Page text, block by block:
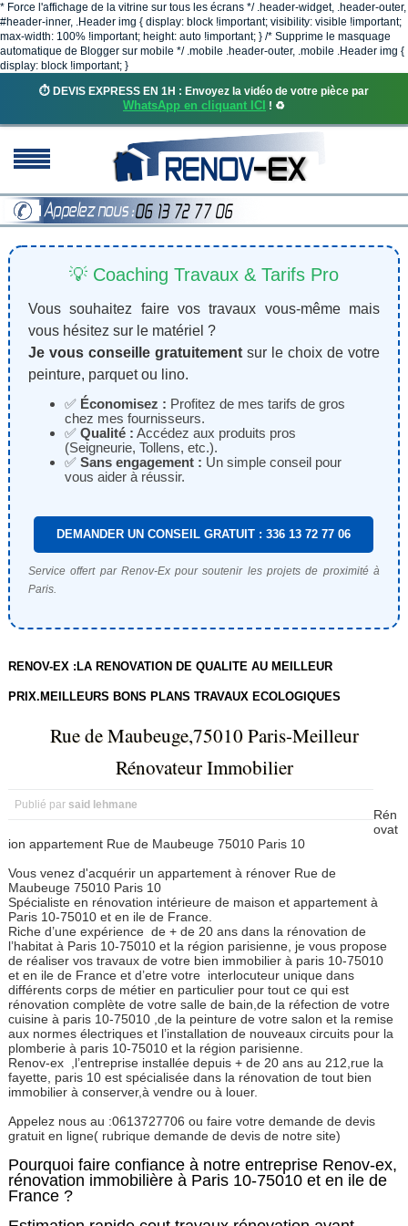
* Force l'affichage de la vitrine sur tous les écrans */ .header-widget, .header-outer,
#header-inner, .Header img { display: block !important; visibility: visible !important;
max-width: 100% !important; height: auto !important; } /* Supprime le masquage
automatique de Blogger sur mobile */ .mobile .header-outer, .mobile .Header img {
display: block !important; }
⏱️ DEVIS EXPRESS EN 1H : Envoyez la vidéo de votre pièce par
WhatsApp en cliquant ICI ! ♻️
💡 Coaching Travaux & Tarifs Pro
Vous souhaitez faire vos travaux vous-même mais
vous hésitez sur le matériel ?
Je vous conseille gratuitementsur le choix de votre
peinture, parquet ou lino.
✅ Économisez : Profitez de mes tarifs de gros
chez mes fournisseurs.
✅ Qualité : Accédez aux produits pros
(Seigneurie, Tollens, etc.).
✅ Sans engagement : Un simple conseil pour
vous aider à réussir.
DEMANDER UN CONSEIL GRATUIT : 336 13 72 77 06
Service offert par Renov-Ex pour soutenir les projets de proximité à
Paris.
RENOV-EX :LA RENOVATION DE QUALITE AU MEILLEUR
PRIX.MEILLEURS BONS PLANS TRAVAUX ECOLOGIQUES
Rue de Maubeuge,75010 Paris-Meilleur
Rénovateur Immobilier
Publié par said lehmane
Rén
ovat
ion appartement Rue de Maubeuge 75010 Paris 10
Vous venez d'acquérir un appartement à rénover Rue de
Maubeuge 75010 Paris 10
Spécialiste en rénovation intérieure de maison et appartement à
Paris 10-75010 et en ile de France.
Riche d’une expérience de + de 20 ans dans la rénovation de
l’habitat à Paris 10-75010 et la région parisienne, je vous propose
de réaliser vos travaux de votre bien immobilier à paris 10-75010
et en ile de France et d’etre votre interlocuteur unique dans
différents corps de métier en particulier pour tout ce qui est
rénovation complète de votre salle de bain,de la réfection de votre
cuisine à paris 10-75010 ,de la peinture de votre salon et la remise
aux normes électriques et l’installation de nouveaux circuits pour la
plomberie à paris 10-75010 et la région parisienne.
Renov-ex
,l’entreprise installée depuis + de 20 ans au 212,rue la
fayette, paris 10 est spécialisée dans la rénovation de tout bien
immobilier à conserver,à vendre ou à louer.
Appelez nous au :0613727706 ou faire votre demande de devis
gratuit en ligne( rubrique demande de devis de notre site)
Pourquoi faire confiance à notre entreprise Renov-ex,
rénovation immobilière à Paris 10-75010 et en ile de
France ?